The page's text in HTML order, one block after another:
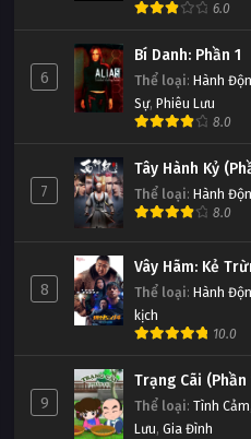
6.0
6
Bí Danh: Phần 1
Thể loại: Hành
Sự, Phiêu Lưu
8.0
7
Tây Hành Kỷ
Thể loại: Hành
8.0
8
Vây Hãm: Kẻ
Thể loại: Hành
kịch
10.0
9
Trạng Cãi (Phần
Thể loại: Tình Cảm
Lưu, Gia Đình